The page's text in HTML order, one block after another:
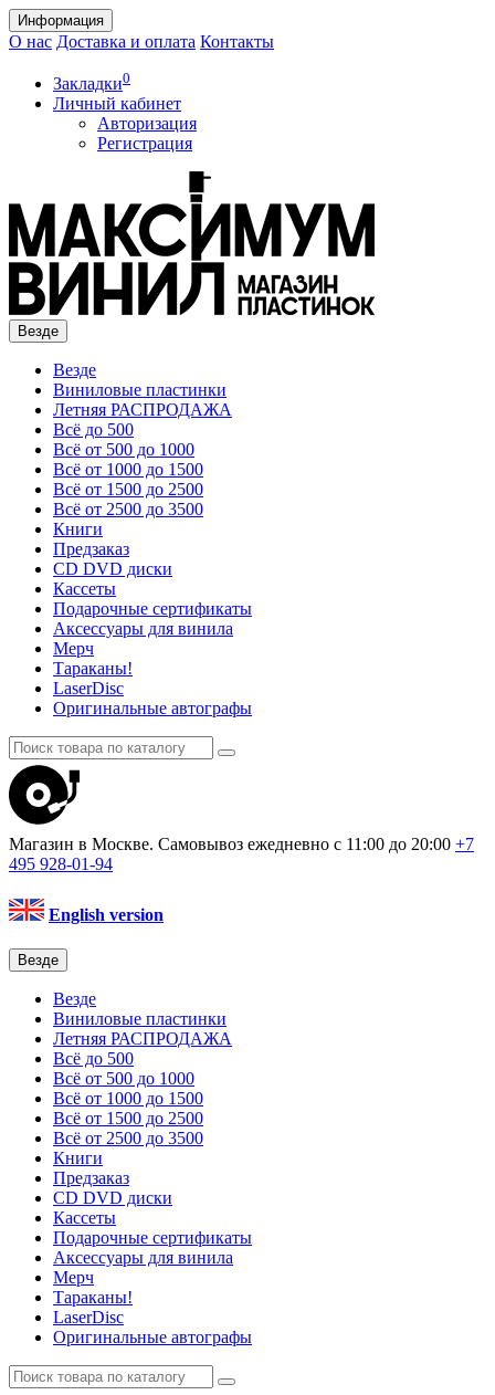
Информация
О нас Доставка и оплата Контакты
Закладки0
Личный кабинет
Авторизация
Регистрация
Везде
Везде
Виниловые пластинки
Летняя РАСПРОДАЖА
Всё до 500
Всё от 500 до 1000
Всё от 1000 до 1500
Всё от 1500 до 2500
Всё от 2500 до 3500
Книги
Предзаказ
CD DVD диски
Кассеты
Подарочные сертификаты
Аксессуары для винила
Мерч
Тараканы!
LaserDisc
Оригинальные автографы
Магазин в Москве. Самовывоз ежедневно с 11:00 до 20:00 +7
495 928-01-94
English version
Везде
Везде
Виниловые пластинки
Летняя РАСПРОДАЖА
Всё до 500
Всё от 500 до 1000
Всё от 1000 до 1500
Всё от 1500 до 2500
Всё от 2500 до 3500
Книги
Предзаказ
CD DVD диски
Кассеты
Подарочные сертификаты
Аксессуары для винила
Мерч
Тараканы!
LaserDisc
Оригинальные автографы